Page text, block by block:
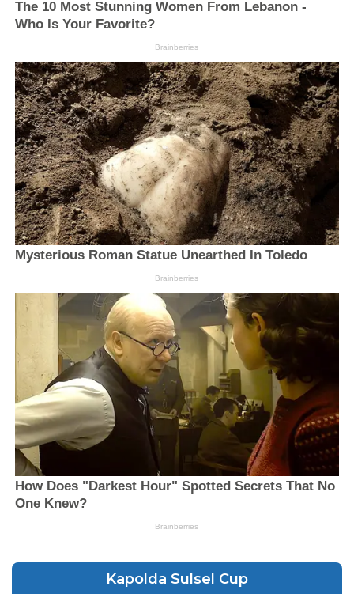
Kapolda Sulsel Cup